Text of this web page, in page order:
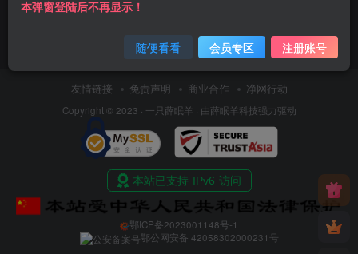
友情链接 免责声明 商业合作 净网行动
Copyright © 2023 · 一只薛眠羊 · 由薛眠羊科技强力驱动
鄂ICP备2023001148号-1
鄂公网安备 42058302000231号
本弹窗登陆后不再显示！
随便看看 会员专区 注册账号